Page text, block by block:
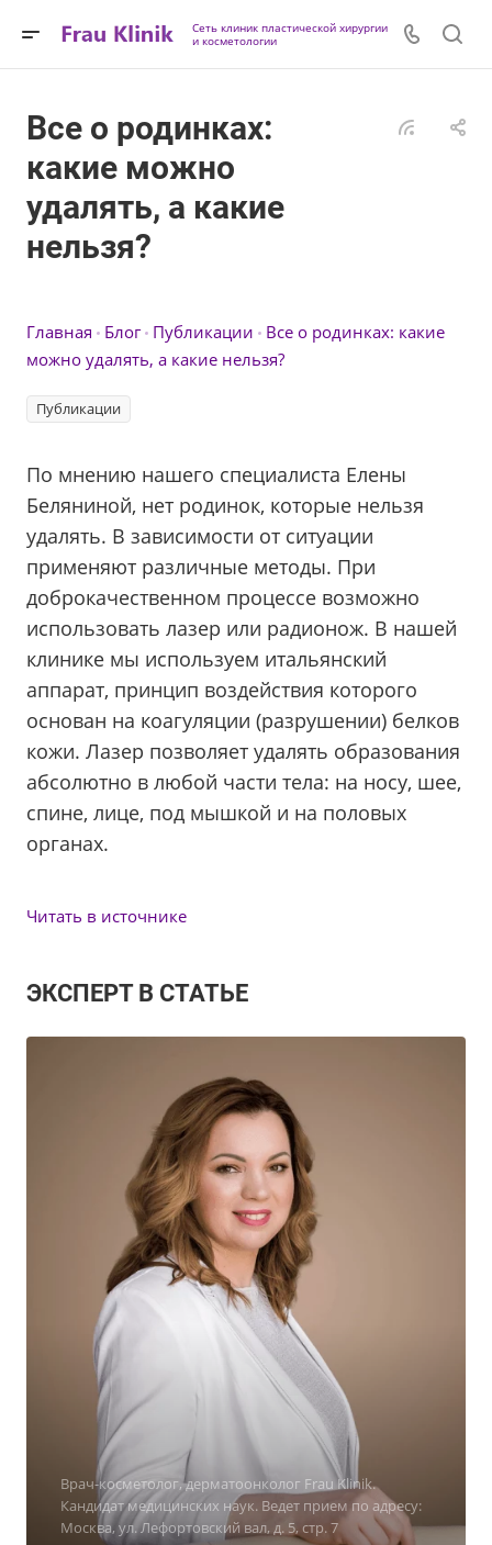
Сеть клиник пластической хирургии
и косметологии
Все о родинках:
какие можно
удалять, а какие
нельзя?
Главная Блог Публикации
Все о родинках: какие
можно удалять, а какие нельзя?
Публикации
По мнению нашего специалиста Елены
Беляниной, нет родинок, которые нельзя
удалять. В зависимости от ситуации
применяют различные методы. При
доброкачественном процессе возможно
использовать лазер или радионож. В нашей
клинике мы используем итальянский
аппарат, принцип воздействия которого
основан на коагуляции (разрушении) белков
кожи. Лазер позволяет удалять образования
абсолютно в любой части тела: на носу, шее,
спине, лице, под мышкой и на половых
органах.
Читать в источнике
ЭКСПЕРТ В СТАТЬЕ
Врач-косметолог, дерматоонколог Frau Klinik.
Кандидат медицинских наук. Ведет прием по адресу:
Москва, ул. Лефортовский вал, д. 5, стр. 7